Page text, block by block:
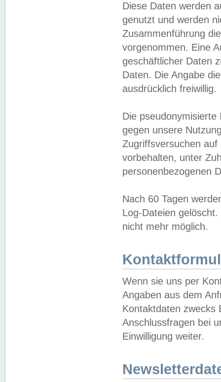
Diese Daten werden
genutzt und werden
Zusammenführung
vorgenommen. Eine
geschäftlicher Daten
Daten. Die Angabe
ausdrücklich freiwillig.
Die
gegen unsere
Zugriffsversuchen
vorbehalten, unter
personenbezogenen
Nach 60 Tagen
Log-Dateien
nicht mehr möglich.
Wenn sie uns per
Angaben aus dem
Kontaktdaten zwecks
Anschlussfragen bei
Einwilligung weiter.